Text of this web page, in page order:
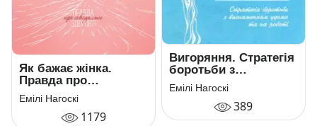
Як бажає жінка.
Правда про
сексуальне здоров’я
Емілі Нагоскі
1179
Вигоряння. Стратегія
боротьби з
виснаженням удома
та на роботі
(Вигорання)
Емілі Нагоскі
389